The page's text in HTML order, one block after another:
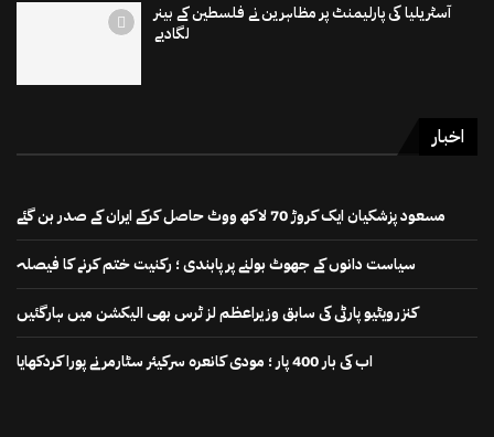
آسٹریلیا کی پارلیمنٹ پر مظاہرین نے فلسطین کے بینر
لگادیے
اخبار
مسعود پزشکیان ایک کروڑ 70 لاکھ ووٹ حاصل کرکے ایران کے صدر بن گئے
سیاست دانوں کے جھوٹ بولنے پر پابندی ؛ رکنیت ختم کرنے کا فیصلہ
کنزرویٹیو پارٹی کی سابق وزیراعظم لز ٹرس بھی الیکشن میں ہارگئیں
اب کی بار 400 پار ؛ مودی کانعرہ سرکیئر سٹارمر نے پورا کردکھایا